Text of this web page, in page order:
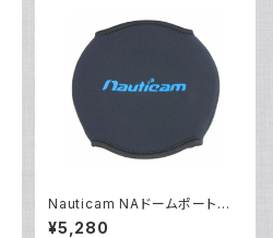
Nauticam NAドームポートカ
バー230/250 [21058]
¥5,280